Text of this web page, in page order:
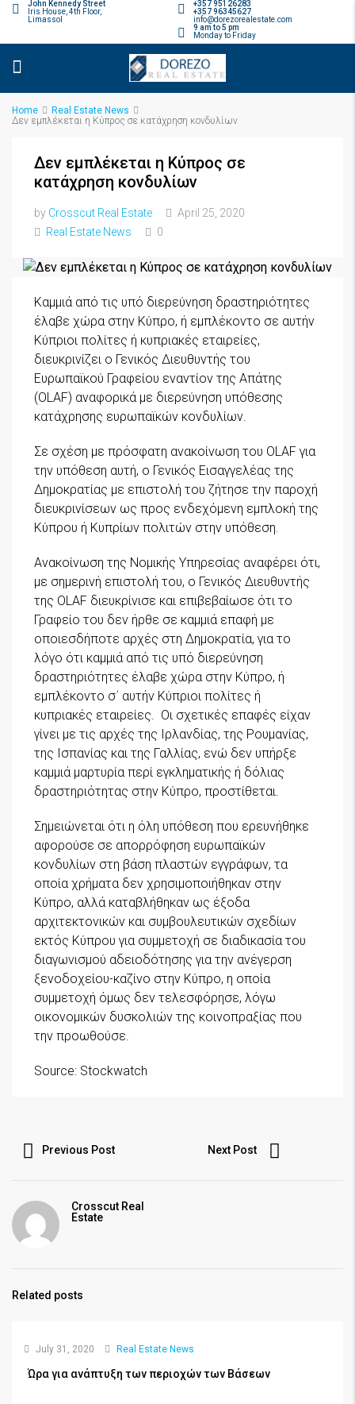
+357 95126283
+357 96345627
info@dorezorealestate.com
John Kennedy Street
Iris House, 4th Floor,
Limassol
9 am to 5 pm
Monday to Friday
Home
Real Estate News
Δεν εμπλέκεται η Κύπρος σε κατάχρηση κονδυλίων
Δεν εμπλέκεται η Κύπρος σε
κατάχρηση κονδυλίων
by Crosscut Real Estate
April 25, 2020
Real Estate News
0
Kαμμιά από τις υπό διερεύνηση δραστηριότητες
έλαβε χώρα στην Κύπρο, ή εμπλέκοντο σε αυτήν
Κύπριοι πολίτες ή κυπριακές εταιρείες,
διευκρινίζει ο Γενικός Διευθυντής του
Ευρωπαϊκού Γραφείου εναντίον της Απάτης
(OLAF) αναφορικά με διερεύνηση υπόθεσης
κατάχρησης ευρωπαϊκών κονδυλίων.
Σε σχέση με πρόσφατη ανακοίνωση του OLAF για
την υπόθεση αυτή, ο Γενικός Εισαγγελέας της
Δημοκρατίας με επιστολή του ζήτησε την παροχή
διευκρινίσεων ως προς ενδεχόμενη εμπλοκή της
Κύπρου ή Κυπρίων πολιτών στην υπόθεση.
Ανακοίνωση της Νομικής Υπηρεσίας αναφέρει ότι,
με σημερινή επιστολή του, ο Γενικός Διευθυντής
της OLAF διευκρίνισε και επιβεβαίωσε ότι το
Γραφείο του δεν ήρθε σε καμμιά επαφή με
οποιεσδήποτε αρχές στη Δημοκρατία, για το
λόγο ότι καμμιά από τις υπό διερεύνηση
δραστηριότητες έλαβε χώρα στην Κύπρο, ή
εμπλέκοντο σ΄ αυτήν Κύπριοι πολίτες ή
κυπριακές εταιρείες. Οι σχετικές επαφές είχαν
γίνει με τις αρχές της Ιρλανδίας, της Ρουμανίας,
της Ισπανίας και της Γαλλίας, ενώ δεν υπήρξε
καμμιά μαρτυρία περί εγκληματικής ή δόλιας
δραστηριότητας στην Κύπρο, προστίθεται.
Σημειώνεται ότι η όλη υπόθεση που ερευνήθηκε
αφορούσε σε απορρόφηση ευρωπαϊκών
κονδυλίων στη βάση πλαστών εγγράφων, τα
οποία χρήματα δεν χρησιμοποιήθηκαν στην
Κύπρο, αλλά καταβλήθηκαν ως έξοδα
αρχιτεκτονικών και συμβουλευτικών σχεδίων
εκτός Κύπρου για συμμετοχή σε διαδικασία του
διαγωνισμού αδειοδότησης για την ανέγερση
ξενοδοχείου-καζίνο στην Κύπρο, η οποία
συμμετοχή όμως δεν τελεσφόρησε, λόγω
οικονομικών δυσκολιών της κοινοπραξίας που
την προωθούσε.
Source: Stockwatch
Previous Post Next Post
Crosscut Real
Estate
Related posts
July 31, 2020 Real Estate News
Ώρα για ανάπτυξη των περιοχών των Βάσεων